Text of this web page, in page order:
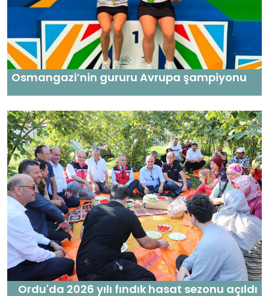
Osmangazi’nin gururu Avrupa şampiyonu
Ordu'da 2026 yılı fındık hasat sezonu açıldı